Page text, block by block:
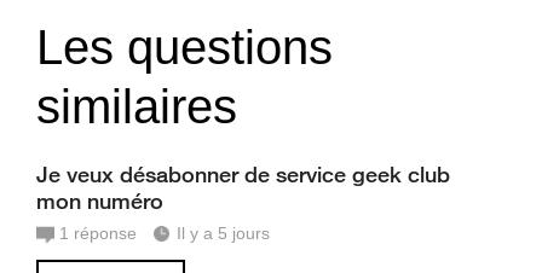
Les questions
similaires
Je veux désabonner de service geek club
mon numéro
1 réponse Il y a 5 jours